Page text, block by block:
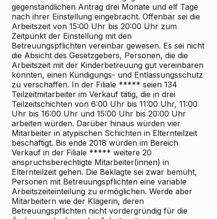
gegenständlichen Antrag drei Monate und elf Tage
nach ihrer Einstellung eingebracht. Offenbar sei die
Arbeitszeit von 15:00 Uhr bis 20:00 Uhr zum
Zeitpunkt der Einstellung mit den
Betreuungspflichten vereinbar gewesen. Es sei nicht
die Absicht des Gesetzgebers, Personen, die die
Arbeitszeit mit der Kinderbetreuung gut vereinbaren
könnten, einen Kündigungs- und Entlassungsschutz
zu verschaffen. In der Filiale ***** seien 134
Teilzeitmitarbeiter im Verkauf tätig, die in drei
Teilzeitschichten von 6:00 Uhr bis 11:00 Uhr, 11:00
Uhr bis 16:00 Uhr und 15:00 Uhr bis 20:00 Uhr
arbeiten würden. Darüber hinaus würden vier
Mitarbeiter in atypischen Schichten in Elternteilzeit
beschäftigt. Bis ende 2018 würden im Bereich
Verkauf in der Filiale ***** weitere 20
anspruchsberechtigte Mitarbeiter(innen) in
Elternteilzeit gehen. Die Beklagte sei zwar bemüht,
Personen mit Betreuungspflichten eine variable
Arbeitszeiteinteilung zu ermöglichen. Werde aber
Mitarbeitern wie der Klägerin, deren
Betreuungspflichten nicht vordergründig für die